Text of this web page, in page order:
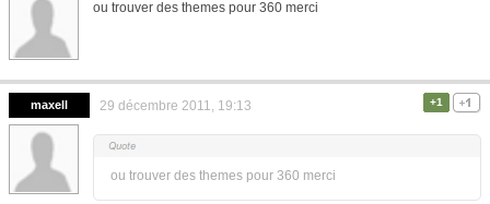
ou trouver des themes pour 360 merci
maxell 29 décembre 2011, 19:13 +1
ou trouver des themes pour 360 merci